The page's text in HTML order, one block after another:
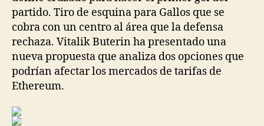
partido. Tiro de esquina para Gallos que se
cobra con un centro al área que la defensa
rechaza. Vitalik Buterin ha presentado una
nueva propuesta que analiza dos opciones que
podrían afectar los mercados de tarifas de
Ethereum.